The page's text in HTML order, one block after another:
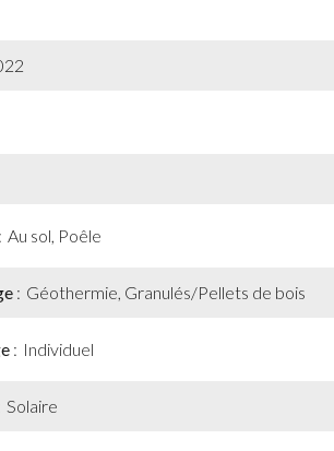
Au sol, Poêle
Géothermie, Granulés/Pellets de bois
Individuel
Solaire